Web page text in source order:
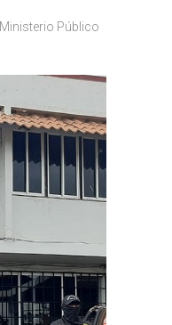
Ministerio Público